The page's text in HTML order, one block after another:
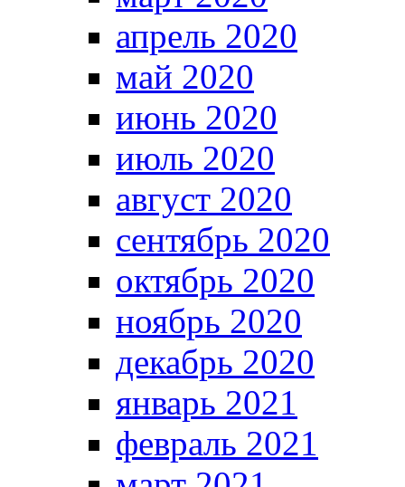
апрель 2020
май 2020
июнь 2020
июль 2020
август 2020
сентябрь 2020
октябрь 2020
ноябрь 2020
декабрь 2020
январь 2021
февраль 2021